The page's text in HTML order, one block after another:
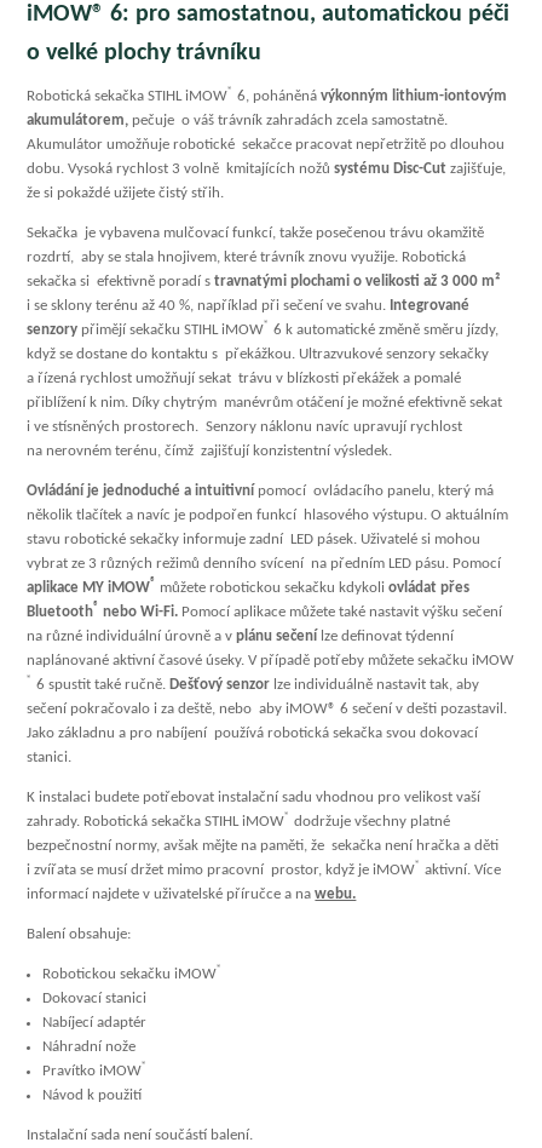
iMOW® 6: pro samostatnou, automatickou péči
o velké plochy trávníku
Robotická sekačka STIHL iMOW® 6, poháněnávýkonným lithium-iontovým
akumulátorem, pečuje o váš trávník zahradách zcela samostatně.
Akumulátor umožňuje robotické sekačce pracovat nepřetržitě po dlouhou
dobu. Vysoká rychlost 3 volně kmitajících nožů systému Disc-Cut zajišťuje,
že si pokaždé užijete čistý střih.
Sekačka je vybavena mulčovací funkcí, takže posečenou trávu okamžitě
rozdrtí, aby se stala hnojivem, které trávník znovu využije. Robotická
sekačka si efektivně poradí stravnatými plochami o velikosti až 3 000 m²
i se sklony terénu až 40 %, například při sečení ve svahu. Integrované
senzory přimějí sekačku STIHL iMOW® 6 k automatické změně směru jízdy,
když se dostane do kontaktu s překážkou. Ultrazvukové senzory sekačky
a řízená rychlost umožňují sekat trávu v blízkosti překážek a pomalé
přiblížení k nim. Díky chytrým manévrům otáčení je možné efektivně sekat
i ve stísněných prostorech. Senzory náklonu navíc upravují rychlost
na nerovném terénu, čímž zajišťují konzistentní výsledek.
Ovládání je jednoduché a intuitivní pomocí ovládacího panelu, který má
několik tlačítek a navíc je podpořen funkcí hlasového výstupu. O aktuálním
stavu robotické sekačky informuje zadní LED pásek. Uživatelé si mohou
vybrat ze 3 různých režimů denního svícení na předním LED pásu. Pomocí
aplikace MY iMOW® můžete robotickou sekačku kdykoliovládat přes
Bluetooth® nebo Wi-Fi. Pomocí aplikace můžete také nastavit výšku sečení
na různé individuální úrovně a v plánu sečení lze definovat týdenní
naplánované aktivní časové úseky. V případě potřeby můžete sekačku iMOW
® 6 spustit také ručně. Dešťový senzor lze individuálně nastavit tak, aby
sečení pokračovalo i za deště, nebo aby iMOW® 6 sečení v dešti pozastavil.
Jako základnu a pro nabíjení používá robotická sekačka svou dokovací
stanici.
K instalaci budete potřebovat instalační sadu vhodnou pro velikost vaší
zahrady. Robotická sekačka STIHL iMOW® dodržuje všechny platné
bezpečnostní normy, avšak mějte na paměti, že sekačka není hračka a děti
i zvířata se musí držet mimo pracovní prostor, když je iMOW® aktivní. Více
informací najdete v uživatelské příručce a nawebu.
Balení obsahuje:
Robotickou sekačku iMOW®
Dokovací stanici
Nabíjecí adaptér
Náhradní nože
Pravítko iMOW®
Návod k použití
Instalační sada není součástí balení.